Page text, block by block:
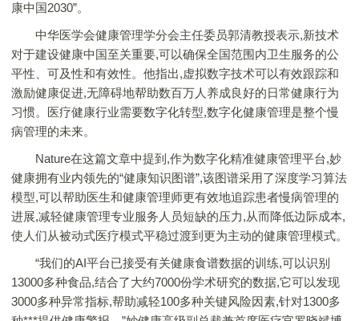
康中国2030”。
中华医学会健康管理学分会主任委员郭清教授表示,新技术
对于建设健康中国至关重要,可以确保全国范围内卫生服务的公
平性、可及性和有效性。他指出,虚拟数字技术可以有效跟踪和
激励健康促进,无障碍地帮助数百万人养成良好的日常健康行为
习惯。医疗健康行业需要数字化转型,数字化健康管理是整个慢
病管理的未来。
Nature在这篇文章中提到,作为数字化精准健康管理平台,妙
健康拥有业内领先的“健康知识图谱”,该图谱采用了深度学习算法
模型,可以帮助医生和健康管理师更有效地追踪患者慢病管理的
进展,减轻健康管理专业服务人员短缺的压力,从而降低边际成本,
使人们从被动式医疗模式平稳过渡到更为主动的健康管理模式。
“我们的AI平台已接受有关健康食谱数据的训练,可以识别
13000多种食品,结合了大约7000份学术研究的数据,它可以发现
3000多种异常指标,帮助减轻100多种关键风险因素,针对1300多